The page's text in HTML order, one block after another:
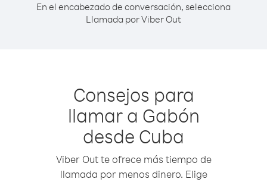
En el encabezado de conversación, selecciona
Llamada por Viber Out
Consejos para
llamar a Gabón
desde Cuba
Viber Out te ofrece más tiempo de
llamada por menos dinero. Elige